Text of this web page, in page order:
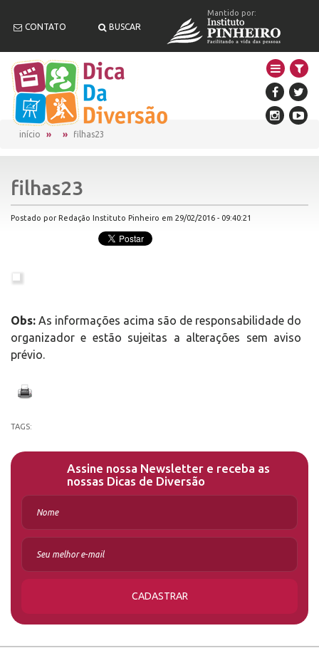
CONTATO BUSCAR
Mantido por:
início filhas23
filhas23
Postado por Redação Instituto Pinheiro em 29/02/2016 - 09:40:21
Obs: As informações acima são de responsabilidade do
organizador e estão sujeitas a alterações sem aviso
prévio.
TAGS:
Assine nossa Newsletter e receba as
nossas Dicas de Diversão
CADASTRAR